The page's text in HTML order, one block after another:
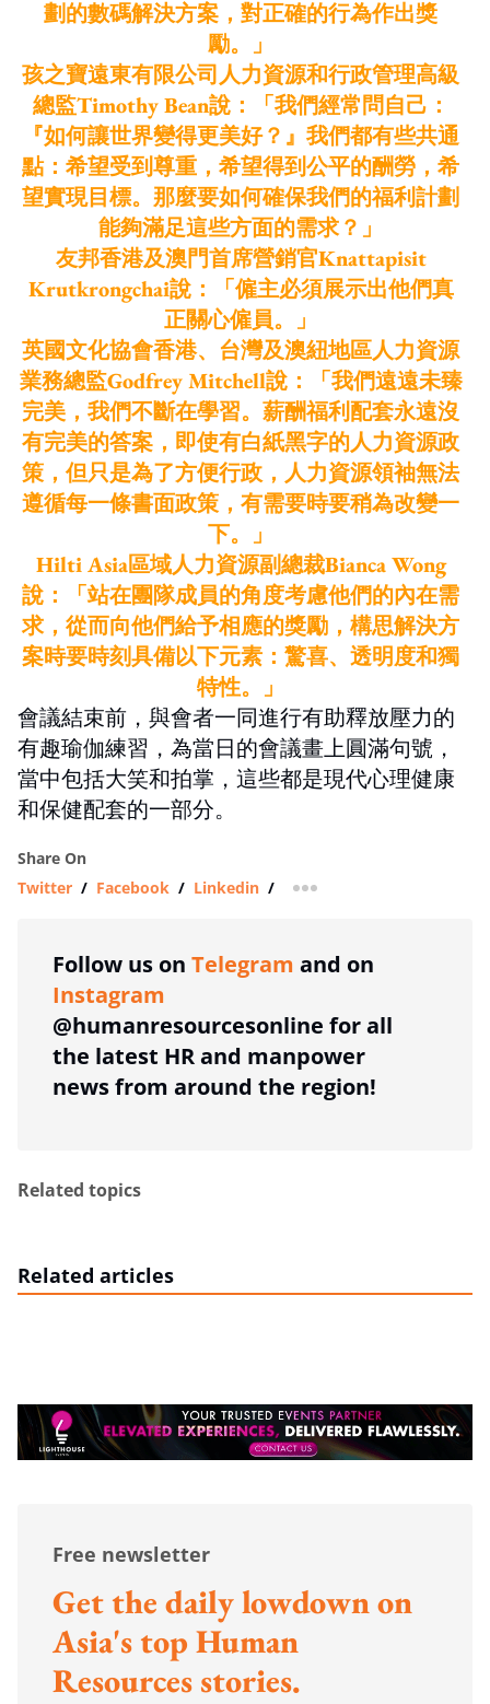
劃的數碼解決方案，對正確的行為作出獎
勵。」
孩之寶遠東有限公司人力資源和行政管理高級
總監Timothy Bean說：「我們經常問自己：
『如何讓世界變得更美好？』我們都有些共通
點：希望受到尊重，希望得到公平的酬勞，希
望實現目標。那麼要如何確保我們的福利計劃
能夠滿足這些方面的需求？」
友邦香港及澳門首席營銷官Knattapisit
Krutkrongchai說：「僱主必須展示出他們真
正關心僱員。」
英國文化協會香港、台灣及澳紐地區人力資源
業務總監Godfrey Mitchell說：「我們遠遠未臻
完美，我們不斷在學習。薪酬福利配套永遠沒
有完美的答案，即使有白紙黑字的人力資源政
策，但只是為了方便行政，人力資源領袖無法
遵循每一條書面政策，有需要時要稍為改變一
下。」
Hilti Asia區域人力資源副總裁Bianca Wong
說：「站在團隊成員的角度考慮他們的內在需
求，從而向他們給予相應的獎勵，構思解決方
案時要時刻具備以下元素：驚喜、透明度和獨
特性。」
會議結束前，與會者一同進行有助釋放壓力的
有趣瑜伽練習，為當日的會議畫上圓滿句號，
當中包括大笑和拍掌，這些都是現代心理健康
和保健配套的一部分。
Share On
Twitter / Facebook / Linkedin / more sharing option
Follow us on Telegram and on
Instagram
@humanresourcesonline for all
the latest HR and manpower
news from around the region!
Related topics
Related articles
Free newsletter
Get the daily lowdown on
Asia's top Human
Resources stories.